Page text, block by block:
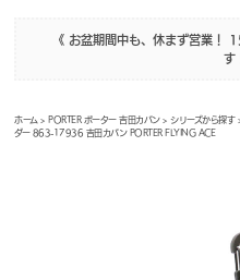
《 お盆期間中も、休まず営業！
す
ホーム > PORTER ポーター 吉田カバン>シリーズから探す
ダー 863-17936 吉田カバン PORTER FLYING ACE